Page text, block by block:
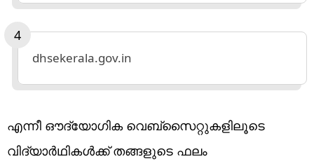
dhsekerala.gov.in
എന്നീ ഔദ്യോഗിക വെബ്സൈറ്റുകളിലൂടെ
വിദ്യാര്‍ഥികള്‍ക്ക് തങ്ങളുടെ ഫലം